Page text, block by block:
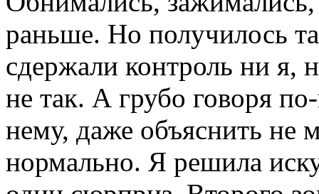
раньше. Но получилось
сдержали контроль ни я,
не так. А грубо говоря
нему, даже объяснить не
нормально. Я решила